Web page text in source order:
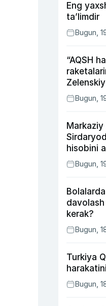
Eng
ta’limdir
Bugun,
“AQSH
Zelenskiy
Bugun,
hisobini
rejasini
ma’qulladi
Bugun,
kerak?
Bugun,
Turkiya
Bugun,